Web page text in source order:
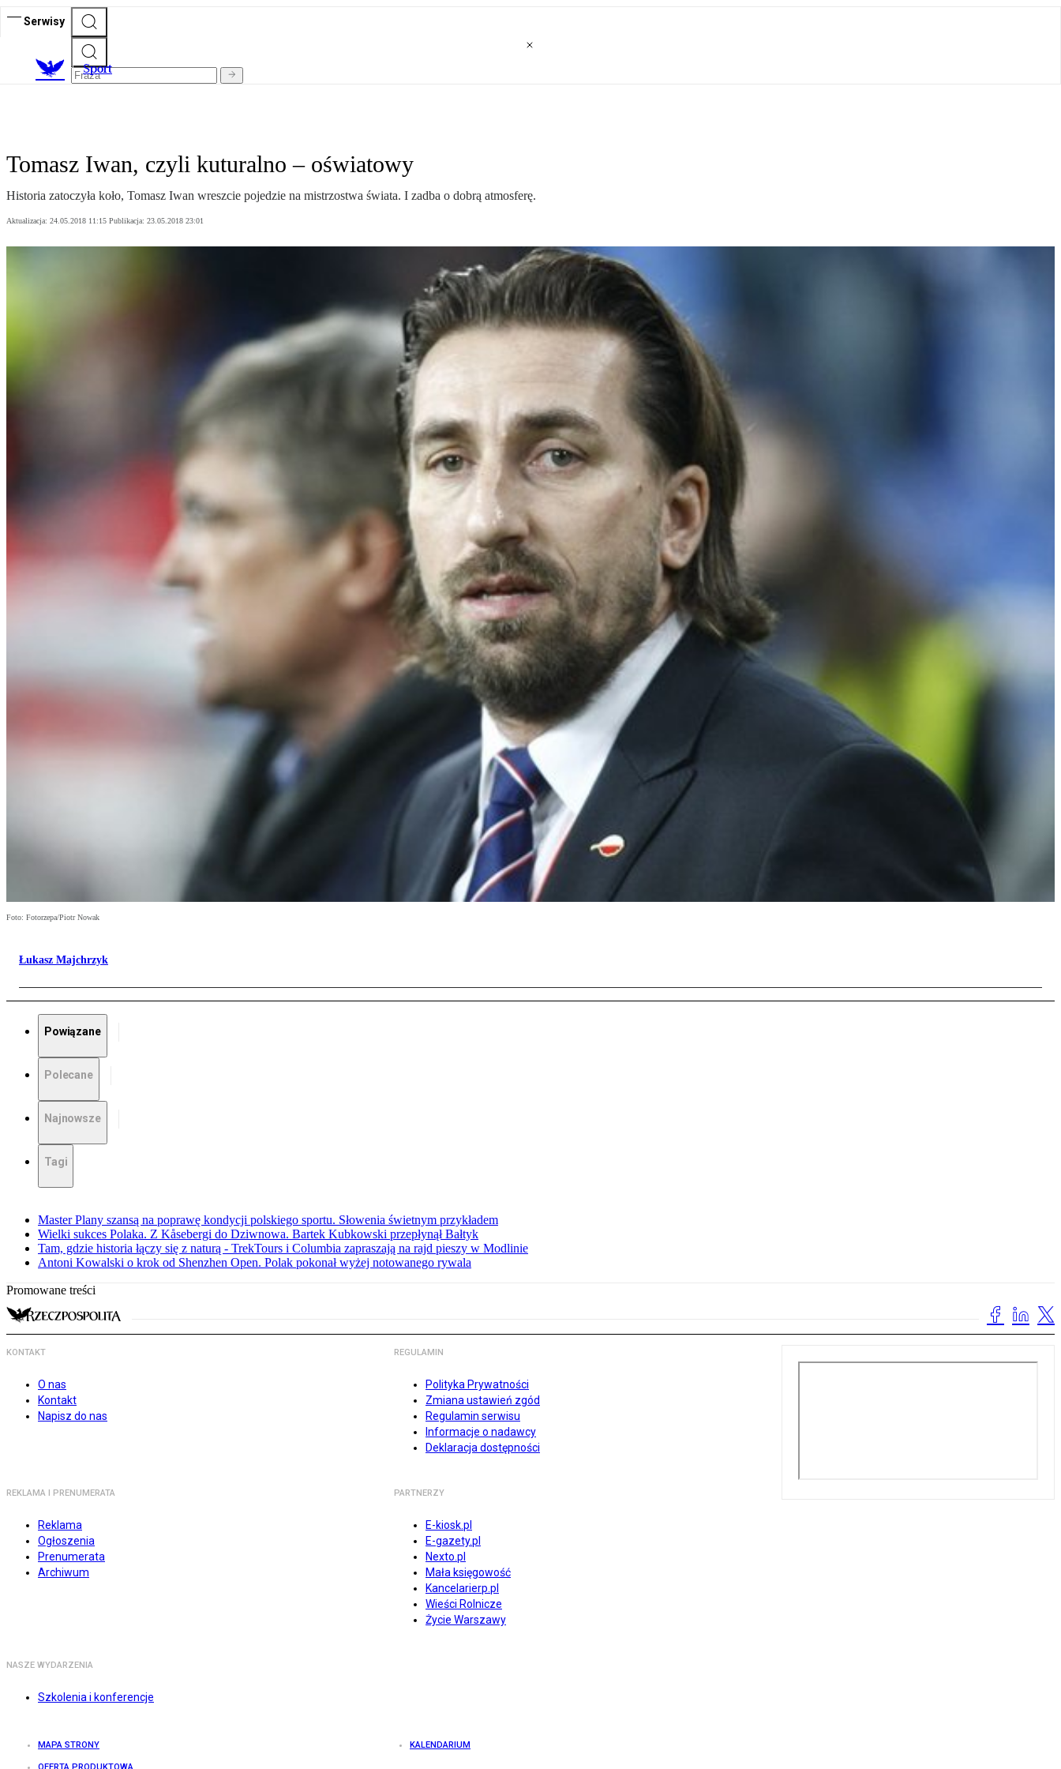
Serwisy
Sport
Tomasz Iwan, czyli kuturalno – oświatowy
Historia zatoczyła koło, Tomasz Iwan wreszcie pojedzie na mistrzostwa świata. I zadba o dobrą atmosferę.
Aktualizacja: 24.05.2018 11:15 Publikacja: 23.05.2018 23:01
Foto: Fotorzepa/Piotr Nowak
Łukasz Majchrzyk
Powiązane
Polecane
Najnowsze
Tagi
Master Plany szansą na poprawę kondycji polskiego sportu. Słowenia świetnym przykładem
Wielki sukces Polaka. Z Kåsebergi do Dziwnowa. Bartek Kubkowski przepłynął Bałtyk
Tam, gdzie historia łączy się z naturą - TrekTours i Columbia zapraszają na rajd pieszy w Modlinie
Antoni Kowalski o krok od Shenzhen Open. Polak pokonał wyżej notowanego rywala
Promowane treści
KONTAKT
O nas
Kontakt
Napisz do nas
REGULAMIN
Polityka Prywatności
Zmiana ustawień zgód
Regulamin serwisu
Informacje o nadawcy
Deklaracja dostępności
REKLAMA I PRENUMERATA
Reklama
Ogłoszenia
Prenumerata
Archiwum
PARTNERZY
E-kiosk.pl
E-gazety.pl
Nexto.pl
Mała księgowość
Kancelarierp.pl
Wieści Rolnicze
Życie Warszawy
NASZE WYDARZENIA
Szkolenia i konferencje
MAPA STRONY KALENDARIUM